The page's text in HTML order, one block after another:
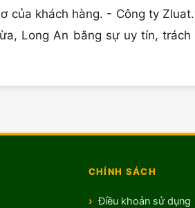
của khách hàng. - Công ty
Long An bằng sự uy tín, trách
CHÍNH SÁCH
Điều khoản sử dụng